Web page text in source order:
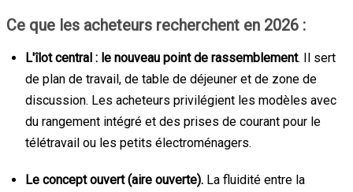
Ce que les acheteurs recherchent en 2026 :
L'îlot central : le nouveau point de rassemblement. Il sert
de plan de travail, de table de déjeuner et de zone de
discussion. Les acheteurs privilégient les modèles avec
du rangement intégré et des prises de courant pour le
télétravail ou les petits électroménagers.
Le concept ouvert (aire ouverte). La fluidité entre la